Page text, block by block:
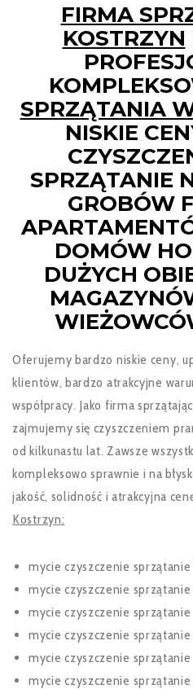
FIRMA
KOSTRZYN
SPRZĄTANIA
NISKIE
SPRZĄTANIE
GROBÓW
DOMÓW
DUŻYCH
Oferujemy bardzo niskie ceny,
klientów, bardzo atrakcyjne
współpracy. Jako firma
zajmujemy się czyszczeniem
od kilkunastu lat. Zawsze
kompleksowo sprawnie i na
jakość, solidność i atrakcyjna
Kostrzyn:
mycie czyszczenie
mycie czyszczenie
mycie czyszczenie
mycie czyszczenie
mycie czyszczenie sprzątanie
mycie czyszczenie